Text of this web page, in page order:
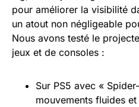
pour améliorer la visibilité
un atout non négligeable
Nous avons testé le
jeux et de consoles :
Sur PS5 avec «
mouvements fluides